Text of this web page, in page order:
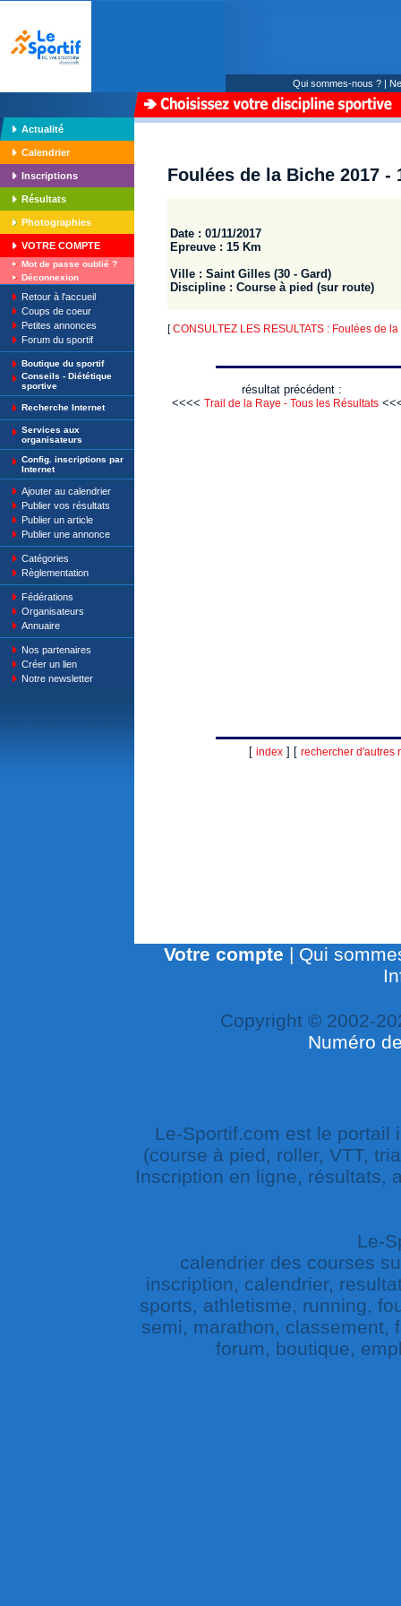
Qui sommes-nous ? |
Actualité
Calendrier
Inscriptions
Résultats
Photographies
VOTRE COMPTE
Mot de passe oublié ?
Déconnexion
Retour à l'accueil
Coups de coeur
Petites annonces
Forum du sportif
Boutique du sportif
Conseils - Diététique
sportive
Recherche Internet
Services aux
organisateurs
Config. inscriptions par
Internet
Ajouter au calendrier
Publier vos résultats
Publier un article
Publier une annonce
Catégories
Règlementation
Fédérations
Organisateurs
Annuaire
Nos partenaires
Créer un lien
Notre newsletter
Foulées de la Biche 2017 -
Date : 01/11/2017
Epreuve : 15 Km
Ville : Saint Gilles (30 - Gard)
Discipline : Course à pied (sur route)
[CONSULTEZ LES RESULTATS : Foulées de
résultat précédent :
<<<< Trail de la Raye - Tous les Résultats
[ index] [ rechercher d'autres
Votre compte | Qui
Copyright © 2002-
Numéro
Le-Sportif.com est le portail
(course à pied, roller, VTT,
Inscription en ligne, résultats,
Le-
calendrier des courses
inscription, calendrier,
sports, athletisme, running,
semi, marathon, classement,
forum, boutique,